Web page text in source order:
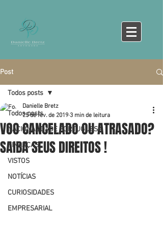
Post
Todos posts
NACIONALIDADE PORTUGUESA
FINANÇAS
VISTOS
NOTÍCIAS
CURIOSIDADES
EMPRESARIAL
Todos posts
VOO CANCELADO OU ATRASADO?
SAIBA SEUS DIREITOS !
Danielle Bretz
25 de fev. de 2019 3 min de leitura